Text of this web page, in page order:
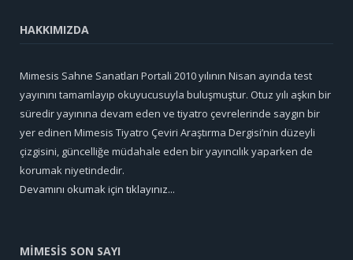
HAKKIMIZDA
Mimesis Sahne Sanatları Portali 2010 yılının Nisan ayında test
yayınını tamamlayıp okuyucusuyla buluşmuştur. Otuz yılı aşkın bir
süredir yayınına devam eden ve tiyatro çevrelerinde saygın bir
yer edinen Mimesis Tiyatro Çeviri Araştırma Dergisi’nin düzeyli
çizgisini, güncelliğe müdahale eden bir yayıncılık yaparken de
korumak niyetindedir.
Devamını okumak için tıklayınız...
MİMESİS SON SAYI